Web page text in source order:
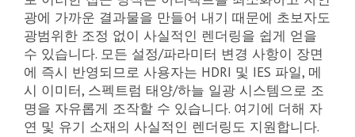
광에 가까운 결과물을 만들어 내기 때문에 초보자도
광범위한 조정 없이 사실적인 렌더링을 쉽게 얻을
수 있습니다. 모든 설정/파라미터 변경 사항이 장면
에 즉시 반영되므로 사용자는 HDRI 및 IES 파일, 메
시 이미터, 스펙트럼 태양/하늘 일광 시스템으로 조
명을 자유롭게 조작할 수 있습니다. 여기에 더해 자
연 및 유기 소재의 사실적인 렌더링도 지원합니다.